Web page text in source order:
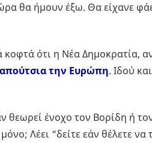
θα ήμουν έξω. Θα είχανε
ότι η Νέα Δημοκρατία,
την Ευρώπη. Ιδού και
θεωρεί ένοχο τον Βορίδη ή
Λέει “δείτε εάν θέλετε να